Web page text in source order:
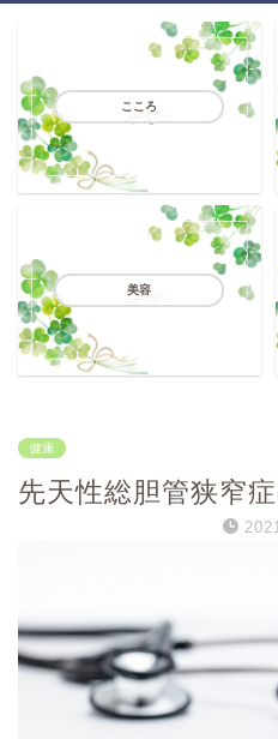
こころ
美容
健康
先天性総胆管狭窄